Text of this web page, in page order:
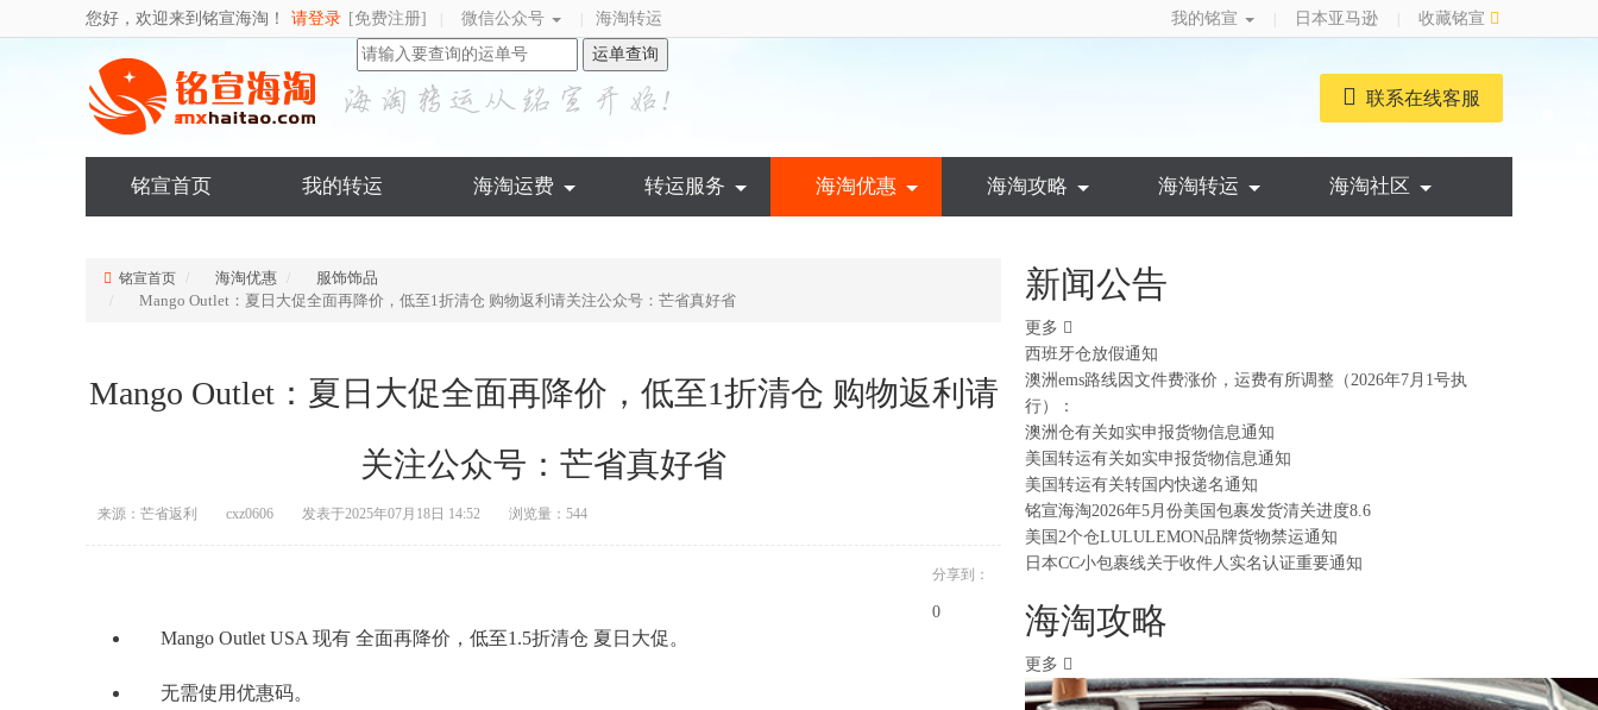
您好，欢迎来到铭宣海淘！ 请登录 [免费注册] 微信公众号 海淘转运 我的铭宣 日本亚马逊
收藏铭宣
运单查询
联系在线客服
铭宣首页 我的转运 海淘运费 转运服务 海淘优惠 海淘攻略 海淘转运 海淘社区
铭宣首页 海淘优惠
服饰饰品
Mango Outlet：夏日大促全面再降价，低至1折清仓 购物返利请关注公众号：芒省真好省
Mango Outlet：夏日大促全面再降价，低至1折清仓 购物返利请
关注公众号：芒省真好省
来源：芒省返利 cxz0606 发表于2025年07月18日 14:52 浏览量：544
分享到：
0
Mango Outlet USA 现有 全面再降价，低至1.5折清仓 夏日大促。
无需使用优惠码。
新闻公告
更多
西班牙仓放假通知
澳洲ems路线因文件费涨价，运费有所调整（2026年7月1号执
行）：
澳洲仓有关如实申报货物信息通知
美国转运有关如实申报货物信息通知
美国转运有关转国内快递名通知
铭宣海淘2026年5月份美国包裹发货清关进度8.6
美国2个仓LULULEMON品牌货物禁运通知
日本CC小包裹线关于收件人实名认证重要通知
海淘攻略
更多